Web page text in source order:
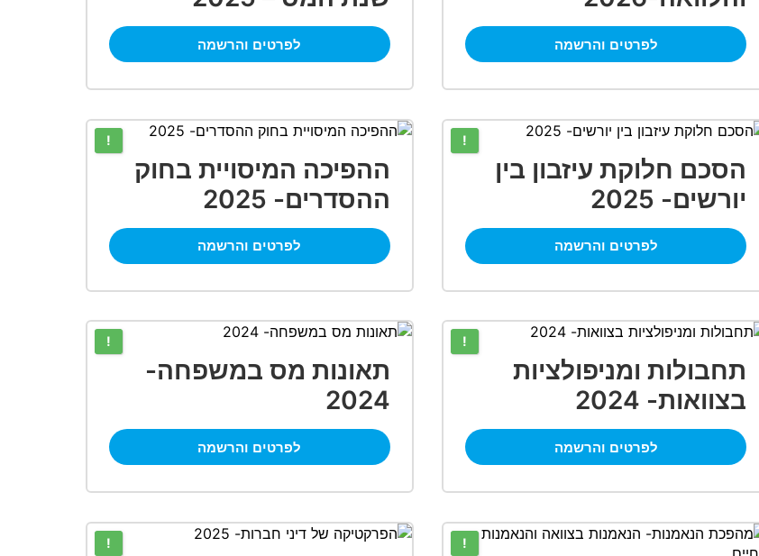
לפרטים והרשמה לפרטים והרשמה
!
הסכם חלוקת עיזבון בין
יורשים- 2025
לפרטים והרשמה
!
ההפיכה המיסויית בחוק
ההסדרים- 2025
לפרטים והרשמה
!
תחבולות ומניפולציות
בצוואות- 2024
לפרטים והרשמה
!
תאונות מס במשפחה-
2024
לפרטים והרשמה
!
!